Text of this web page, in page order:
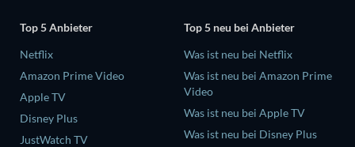
Top 5 Anbieter
Netflix
Amazon Prime Video
Apple TV
Disney Plus
JustWatch TV
Top 5 neu bei Anbieter
Was ist neu bei Netflix
Was ist neu bei Amazon Prime
Video
Was ist neu bei Apple TV
Was ist neu bei Disney Plus